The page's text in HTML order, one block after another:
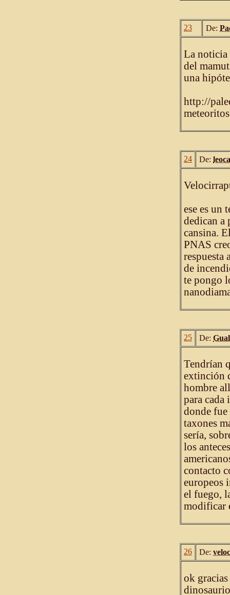
23 De:
La noticia
del
una
http://
24 De:
ese es un
dedican a
cansina.
PNAS
respuesta
de
te pongo
25 De:
Tendrían
extinción
hombre
para cada
donde fue
taxones
sería,
los
contacto
europeos
el fuego,
modificar
26 De:
ok